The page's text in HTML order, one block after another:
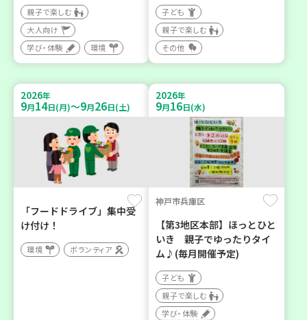
親子で楽しむ
大人向け
学び・体験
環境
子ども
親子で楽しむ
その他
2026年
9月14日(月)～9月26日(土)
「フードドライブ」集中受
け付け！
環境 ボランティア
2026年
9月16日(水)
神戸市兵庫区
【第3地区本部】ほっとひと
いき 親子でゆったりタイ
ム♪(毎月開催予定)
子ども
親子で楽しむ
学び・体験